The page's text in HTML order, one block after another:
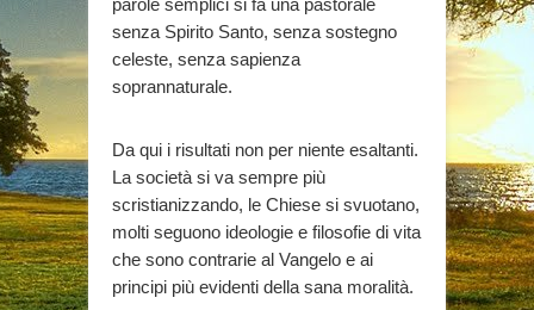
senza Spirito Santo, senza sostegno
celeste, senza sapienza
soprannaturale.
Da qui i risultati non per niente esaltanti.
La società si va sempre più
scristianizzando, le Chiese si svuotano,
molti seguono ideologie e filosofie di vita
che sono contrarie al Vangelo e ai
principi più evidenti della sana moralità.